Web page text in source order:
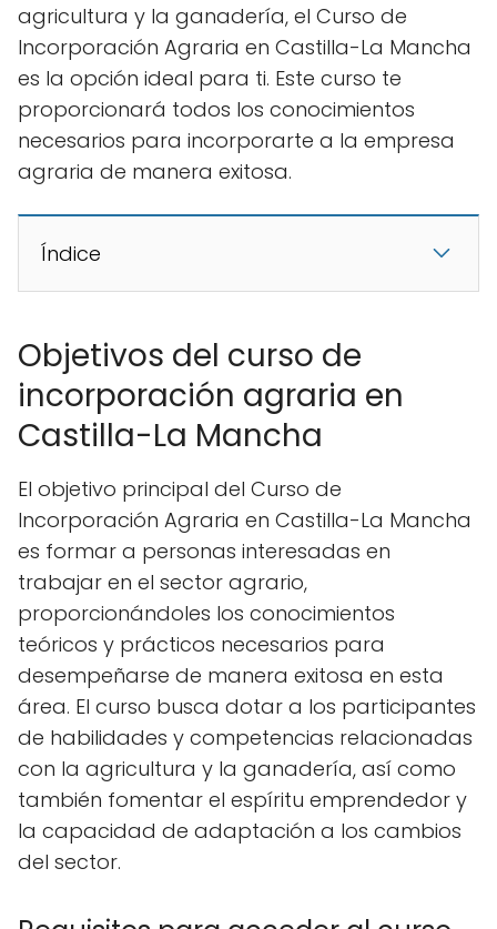
agricultura y la ganadería, el Curso de
Incorporación Agraria en Castilla-La Mancha
es la opción ideal para ti. Este curso te
proporcionará todos los conocimientos
necesarios para incorporarte a la empresa
agraria de manera exitosa.
Índice
Objetivos del curso de
incorporación agraria en
Castilla-La Mancha
El objetivo principal del Curso de
Incorporación Agraria en Castilla-La Mancha
es formar a personas interesadas en
trabajar en el sector agrario,
proporcionándoles los conocimientos
teóricos y prácticos necesarios para
desempeñarse de manera exitosa en esta
área. El curso busca dotar a los participantes
de habilidades y competencias relacionadas
con la agricultura y la ganadería, así como
también fomentar el espíritu emprendedor y
la capacidad de adaptación a los cambios
del sector.